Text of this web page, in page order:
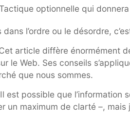
optionnelle qui
dans l’ordre ou le désordre,
article diffère énormément
le Web. Ses conseils
que nous sommes.
Il est possible que
un maximum de clarté –, mais